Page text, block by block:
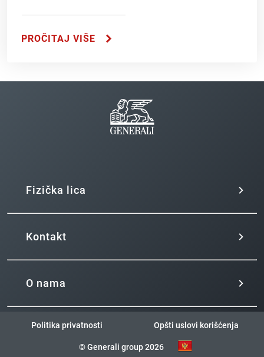
PROČITAJ VIŠE
Fizička lica
Kontakt
O nama
Politika privatnosti Opšti uslovi korišćenja
© Generali group 2026